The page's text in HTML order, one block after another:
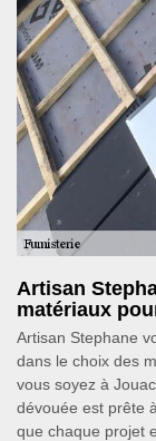
Artisan
matériaux
Artisan Stephane
dans le choix des
vous soyez à
dévouée est prête
que chaque projet